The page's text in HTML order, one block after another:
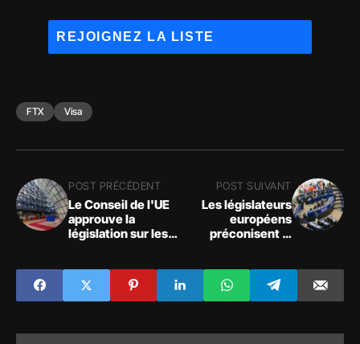
FTX Visa
POST PRÉCÉDENT
Le Conseil de l'UE
approuve la
législation sur les
POST SUIVANT
Les législateurs
européens
préconisent la
et l'utilisation de la
blockchain pour
lutter contre